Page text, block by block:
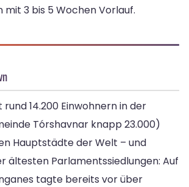
3 bis 5 Wochen Vorlauf.
14.200 Einwohnern in der
Tórshavnar knapp 23.000)
Hauptstädte der Welt – und
ältesten Parlamentssiedlungen: Auf
tagte bereits vor über